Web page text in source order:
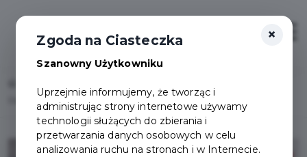
Dzieci z Oddziałów Przedszkolnych ZSO nr 1 z wizytą w Urzędzie Miasta
×
Zgoda na Ciasteczka
Szanowny Użytkowniku
Uprzejmie informujemy, że tworząc i
administrując strony internetowe używamy
technologii służących do zbierania i
przetwarzania danych osobowych w celu
analizowania ruchu na stronach i w Internecie.